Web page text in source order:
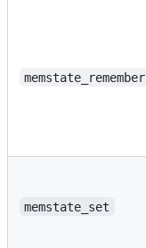
memstate_remember
memstate_set